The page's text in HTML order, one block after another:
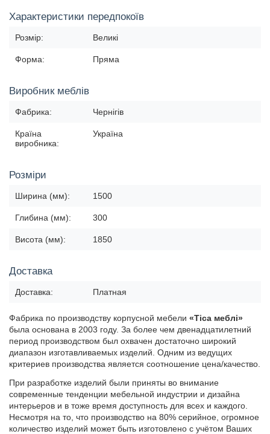
Характеристики передпокоїв
Розмір: Великі
Форма: Пряма
Виробник меблів
Фабрика: Чернігів
Країна
виробника:
Україна
Розміри
Ширина (мм): 1500
Глибина (мм): 300
Висота (мм): 1850
Доставка
Доставка: Платная
Фабрика по производству корпусной мебели «Тіса меблі»
была основана в 2003 году. За более чем двенадцатилетний
период производством был охвачен достаточно широкий
диапазон изготавливаемых изделий. Одним из ведущих
критериев производства является соотношение цена/качество.
При разработке изделий были приняты во внимание
современные тенденции мебельной индустрии и дизайна
интерьеров и в тоже время доступность для всех и каждого.
Несмотря на то, что производство на 80% серийное, огромное
количество изделий может быть изготовлено с учётом Ваших